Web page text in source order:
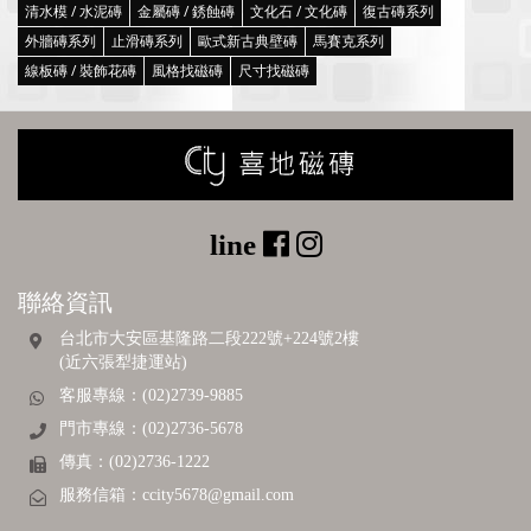
清水模 / 水泥磚
金屬磚 / 銹蝕磚 文化石 / 文化磚
復古磚系列
外牆磚系列
止滑磚系列 歐式新古典壁磚
馬賽克系列
線板磚 / 裝飾花磚
風格找磁磚 尺寸找磁磚
聯絡資訊
台北市大安區基隆路二段222號+224號2樓
(近六張犁捷運站)
客服專線：(02)2739-9885
門市專線：(02)2736-5678
傳真：(02)2736-1222
服務信箱： ccity5678@gmail.com